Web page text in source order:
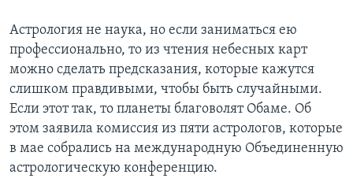
Астрология не наука, но если заниматься ею
профессионально, то из чтения небесных карт
можно сделать предсказания, которые кажутся
слишком правдивыми, чтобы быть случайными.
Если этот так, то планеты благоволят Обаме. Об
этом заявила комиссия из пяти астрологов, которые
в мае собрались на международную Объединенную
астрологическую конференцию.